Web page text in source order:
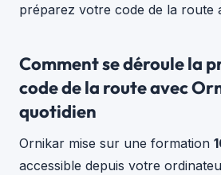
préparez votre code de la route
Comment se déroule la
code de la route avec
quotidien
Ornikar mise sur une formation
accessible depuis votre